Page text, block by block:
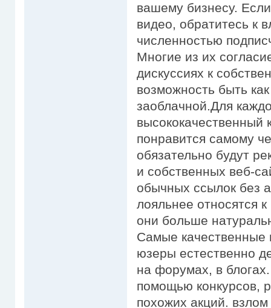
вашему бизнесу.
видео, обратитесь к
численностью
Многие из их
дискуссиях к
возможность быть
заоблачной.Для
высококачественный
понравится самому
обязательно будут
и собственных веб-
обычных ссылок без
лояльнее относятся
они больше
Самые
юзеры естественно
на форумах, в
помощью конкурсов,
похожих акций. взлом